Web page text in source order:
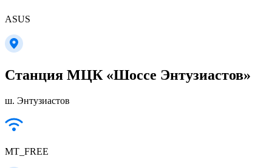
ASUS
Станция МЦК «Шоссе Энтузиастов»
ш. Энтузиастов
MT_FREE